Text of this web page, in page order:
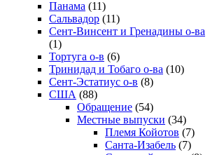
Панама (11)
Сальвадор (11)
Сент-Винсент и Гренадины о-ва
(1)
Тортуга о-в (6)
Тринидад и Тобаго о-ва (10)
Сент-Эстатиус о-в (8)
США (88)
Обращение (54)
Местные выпуски (34)
Племя Койотов (7)
Санта-Изабель (7)